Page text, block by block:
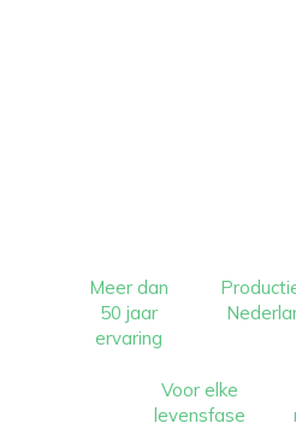
Meer dan
50 jaar
ervaring
Voor elke
levensfase